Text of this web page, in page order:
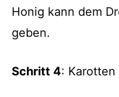
Honig kann dem
geben.
Schritt 4: Karotten